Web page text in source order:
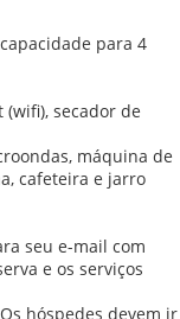
para 4
secador de
máquina de
cafeteira e jarro
seu e-mail com
e os serviços
hóspedes devem ir